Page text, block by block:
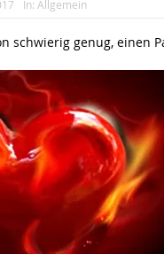
In: Allgemein
schwierig genug, einen